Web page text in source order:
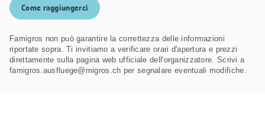
Come raggiungerci
Famigros non può garantire la correttezza delle informazioni
riportate sopra. Ti invitiamo a verificare orari d'apertura e prezzi
direttamente sulla pagina web ufficiale dell'organizzatore. Scrivi a
famigros.ausfluege@migros.ch per segnalare eventuali modifiche.